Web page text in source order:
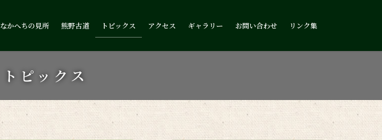
なかへちの見所 熊野古道 トピックス アクセス ギャラリー お問い合わせ リンク集
トピックス